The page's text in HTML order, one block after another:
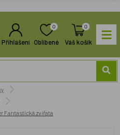
Přihlášení
0
Oblíbené
0
Váš košík
Fantastická zvířata